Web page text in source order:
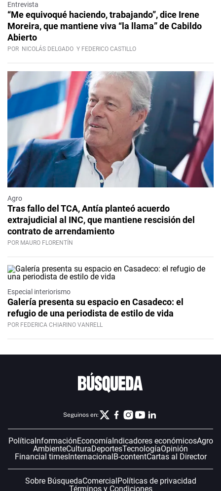
Entrevista
“Me equivoqué haciendo, trabajando”, dice Irene
Moreira, que mantiene viva “la llama” de Cabildo
Abierto
POR NICOLÁS DELGADO Y FEDERICO CASTILLO
Agro
Tras fallo del TCA, Antía planteó acuerdo
extrajudicial al INC, que mantiene rescisión del
contrato de arrendamiento
POR MAURO FLORENTÍN
Especial interiorismo
Galería presenta su espacio en Casadeco: el
refugio de una periodista de estilo de vida
POR FEDERICA CHIARINO VANRELL
Seguinos en:
PolíticaInformaciónEconomíaIndicadores económicosAgro
AmbienteCulturaDeportesTecnologíaOpinión
Financial timesInternacionalB-contentCartas al Director
Sobre BúsquedaComercialPolíticas de privacidad
Términos y Condiciones